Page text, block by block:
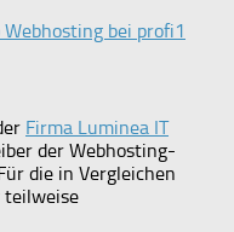
Webhosting bei profi1
Firma Luminea IT
der Webhosting-
die in Vergleichen
teilweise